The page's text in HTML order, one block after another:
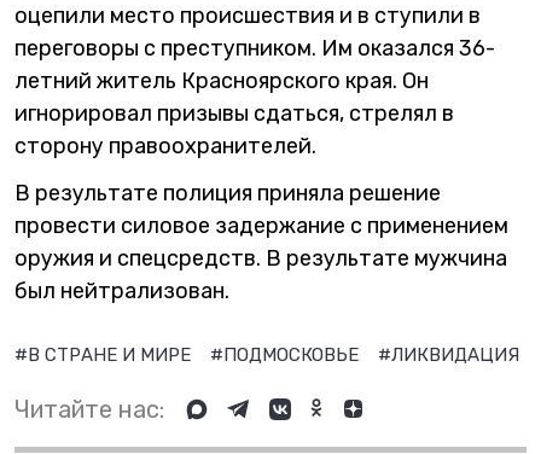
оцепили место происшествия и в ступили в
переговоры с преступником. Им оказался 36-
летний житель Красноярского края. Он
игнорировал призывы сдаться, стрелял в
сторону правоохранителей.
В результате полиция приняла решение
провести силовое задержание с применением
оружия и спецсредств. В результате мужчина
был нейтрализован.
#В СТРАНЕ И МИРЕ #ПОДМОСКОВЬЕ #ЛИКВИДАЦИЯ
Читайте нас: